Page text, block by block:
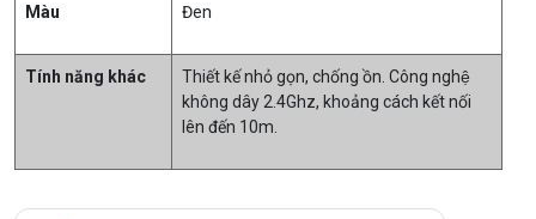
Màu Đen
Tính năng khác
Thiết kế nhỏ gọn, chống ồn. Công nghệ
không dây 2.4Ghz, khoảng cách kết nối
lên đến 10m.